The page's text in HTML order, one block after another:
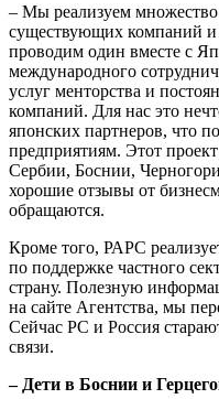
– Мы реализуем
существующих компаний
проводим один вместе с
международного
услуг менторства и
компаний. Для нас это
японских партнеров, что
предприятиям. Этот
Сербии, Боснии,
хорошие отзывы от
обращаются.
Кроме того, РАРС
по поддержке частного
страну. Полезную
на сайте Агентства, мы
Сейчас РС и Россия
связи.
– Дети в Боснии и